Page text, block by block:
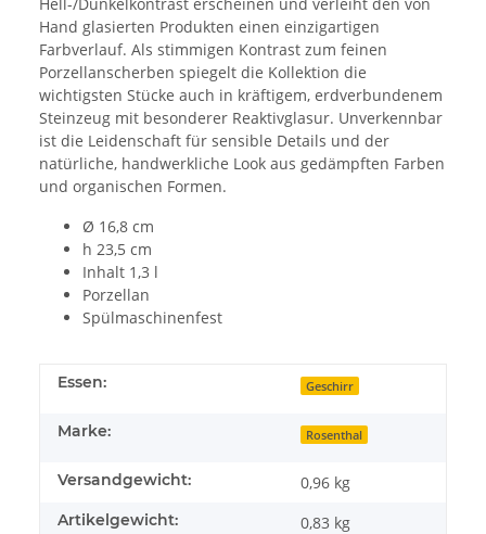
Hand glasierten Produkten einen einzigartigen
Farbverlauf. Als stimmigen Kontrast zum feinen
Porzellanscherben spiegelt die Kollektion die
wichtigsten Stücke auch in kräftigem, erdverbundenem
Steinzeug mit besonderer Reaktivglasur. Unverkennbar
ist die Leidenschaft für sensible Details und der
natürliche, handwerkliche Look aus gedämpften Farben
und organischen Formen.
Ø 16,8 cm
h 23,5 cm
Inhalt 1,3 l
Porzellan
Spülmaschinenfest
Essen: Geschirr
Marke: Rosenthal
Versandgewicht: 0,96 kg
Artikelgewicht: 0,83 kg